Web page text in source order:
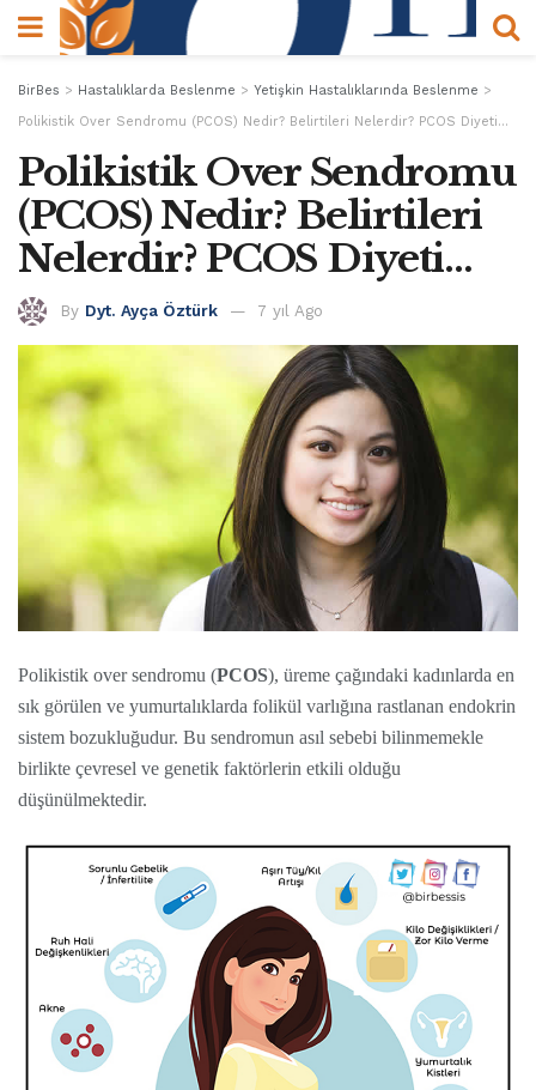
BirBes > Hastalıklarda Beslenme > Yetişkin Hastalıklarında Beslenme >
Polikistik Over Sendromu (PCOS) Nedir? Belirtileri Nelerdir? PCOS Diyeti…
Polikistik Over Sendromu
(PCOS) Nedir? Belirtileri
Nelerdir? PCOS Diyeti…
By Dyt. Ayça Öztürk 7 yıl Ago
Polikistik over sendromu (PCOS), üreme çağındaki kadınlarda en
sık görülen ve yumurtalıklarda folikül varlığına rastlanan endokrin
sistem bozukluğudur. Bu sendromun asıl sebebi bilinmemekle
birlikte çevresel ve genetik faktörlerin etkili olduğu
düşünülmektedir.